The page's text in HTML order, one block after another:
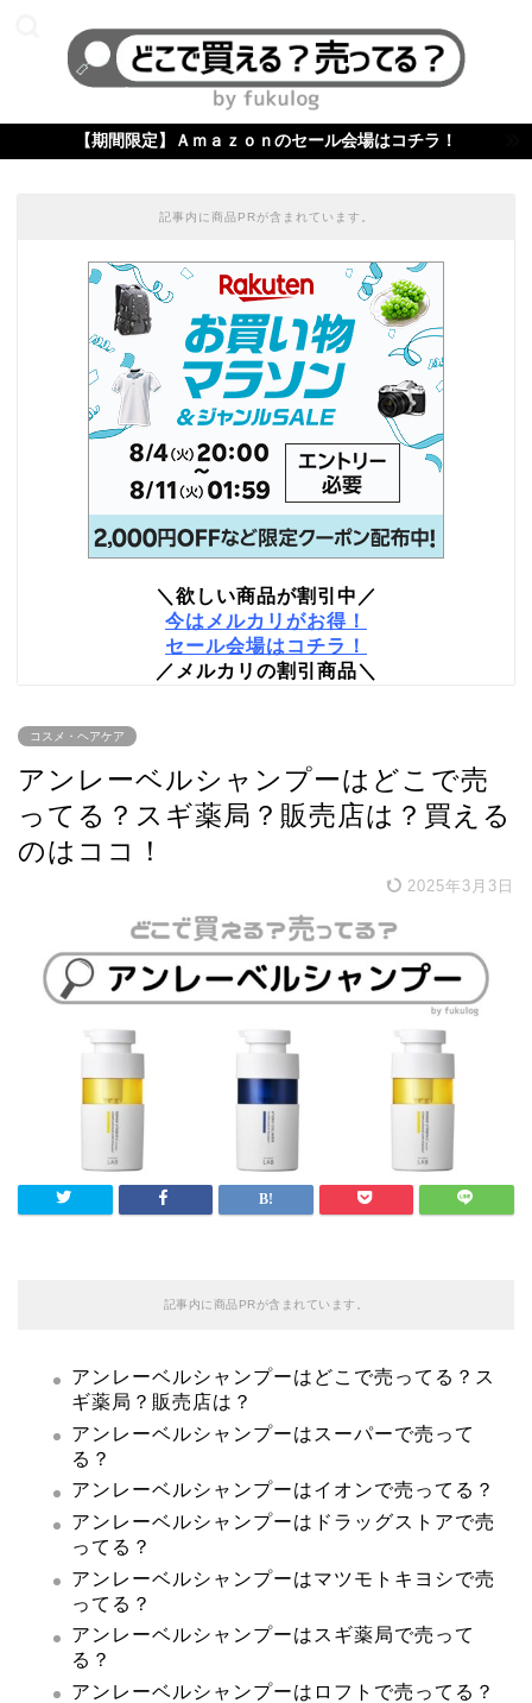
【期間限定】Ａｍａｚｏｎのセール会場はコチラ！
記事内に商品PRが含まれています。
＼欲しい商品が割引中／
今はメルカリがお得！
セール会場はコチラ！
／メルカリの割引商品＼
コスメ・ヘアケア
アンレーベルシャンプーはどこで売
ってる？スギ薬局？販売店は？買える
のはココ！
2025年3月3日
記事内に商品PRが含まれています。
アンレーベルシャンプーはどこで売ってる？ス
ギ薬局？販売店は？
アンレーベルシャンプーはスーパーで売って
る？
アンレーベルシャンプーはイオンで売ってる？
アンレーベルシャンプーはドラッグストアで売
ってる？
アンレーベルシャンプーはマツモトキヨシで売
ってる？
アンレーベルシャンプーはスギ薬局で売って
る？
アンレーベルシャンプーはロフトで売ってる？